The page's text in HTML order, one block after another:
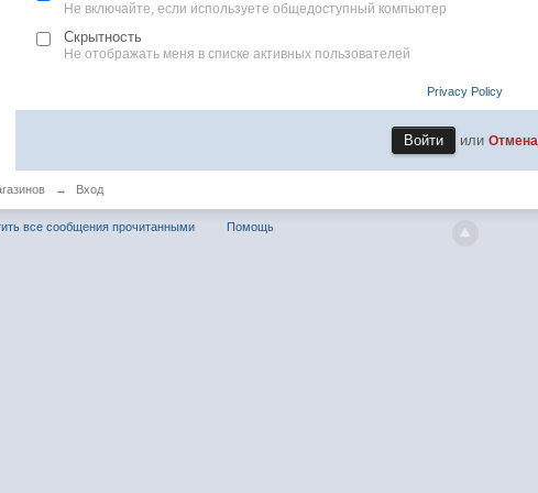
Не включайте, если используете общедоступный компьютер
Скрытность
Не отображать меня в списке активных пользователей
Privacy Policy
илиОтмена
→ Вход
все сообщения прочитанными Помощь